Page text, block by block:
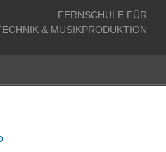
FERNSCHULE FÜR
& MUSIKPRODUKTION